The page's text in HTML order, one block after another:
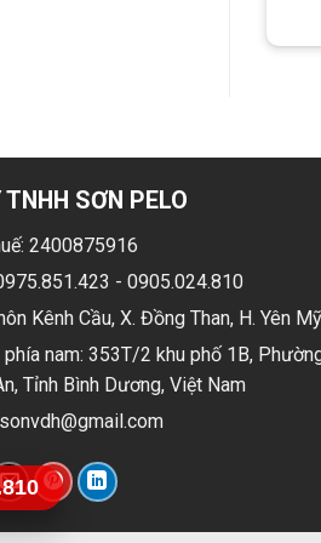
TNHH SƠN PELO
2400875916
- 0905.024.810
Kênh Cầu, X. Đồng Than, H. Yên
nam: 353T/2 khu phố 1B,
Tỉnh Bình Dương, Việt Nam